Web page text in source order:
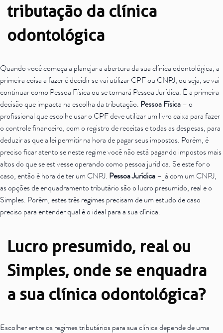
tributação da clínica
odontológica
Quando você começa a planejar a abertura da sua clínica odontológica, a
primeira coisa a fazer é decidir se vai utilizar CPF ou CNPJ, ou seja, se vai
continuar como Pessoa Física ou se tornará Pessoa Jurídica. É a primeira
decisão que impacta na escolha da tributação. Pessoa Física – o
profissional que escolhe usar o CPF deve utilizar um livro caixa para fazer
o controle financeiro, com o registro de receitas e todas as despesas, para
deduzir as que a lei permitir na hora de pagar seus impostos. Porém, é
preciso ficar atento se neste regime você não está pagando impostos mais
altos do que se estivesse operando como pessoa jurídica. Se este for o
caso, então é hora de ter um CNPJ. Pessoa Jurídica – já com um CNPJ,
as opções de enquadramento tributário são o lucro presumido, real e o
Simples. Porém, estes três regimes precisam de um estudo de caso
preciso para entender qual é o ideal para a sua clínica.
Lucro presumido, real ou
Simples, onde se enquadra
a sua clínica odontológica?
Escolher entre os regimes tributários para sua clínica depende de uma